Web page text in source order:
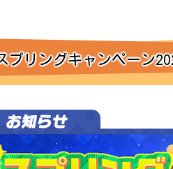
プリングキャンペーン